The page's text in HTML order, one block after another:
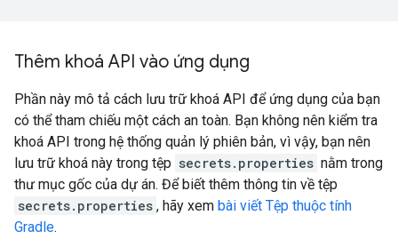
Thêm khoá API vào ứng dụng
Phần này mô tả cách lưu trữ khoá API để ứng dụng của bạn
có thể tham chiếu một cách an toàn. Bạn không nên kiểm tra
khoá API trong hệ thống quản lý phiên bản, vì vậy, bạn nên
lưu trữ khoá này trong tệp secrets.properties nằm trong
thư mục gốc của dự án. Để biết thêm thông tin về tệp
secrets.properties , hãy xem bài viết Tệp thuộc tính
Gradle.